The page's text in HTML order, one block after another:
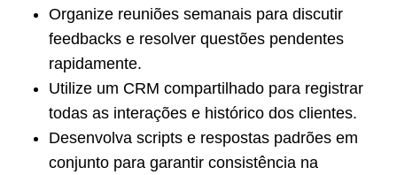
Organize reuniões semanais para discutir
feedbacks e resolver questões pendentes
rapidamente.
Utilize um CRM compartilhado para registrar
todas as interações e histórico dos clientes.
Desenvolva scripts e respostas padrões em
conjunto para garantir consistência na